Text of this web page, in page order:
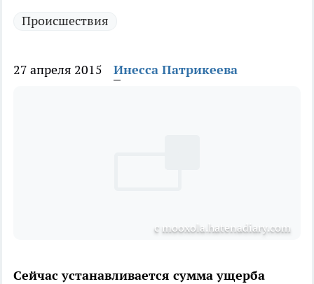
Происшествия
27 апреля 2015 Инесса Патрикеева
с mooxola.hatenadiary.com
Сейчас устанавливается сумма ущерба